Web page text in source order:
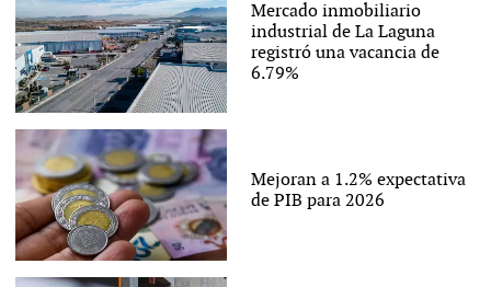
Mercado inmobiliario
industrial de La Laguna
registró una vacancia de
6.79%
Mejoran a 1.2% expectativa
de PIB para 2026